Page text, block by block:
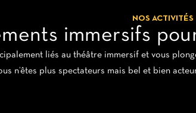
immersifs
NOS ACTIVITÉS
liés au théâtre immersif et vous
n’êtes plus spectateurs mais bel et bien